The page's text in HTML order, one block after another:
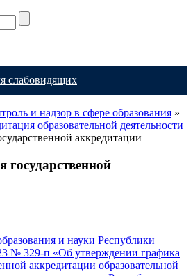
слабовидящих
и надзор в сфере образования »
образовательной деятельности
аккредитации
государственной
и науки Республики
№ 329-п «Об утверждении графика
аккредитации образовательной